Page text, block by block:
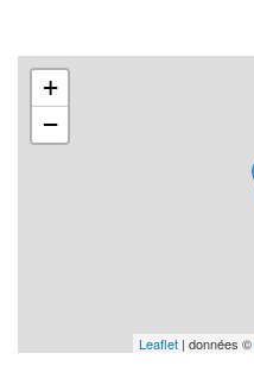
+
−
Leaflet | données ©